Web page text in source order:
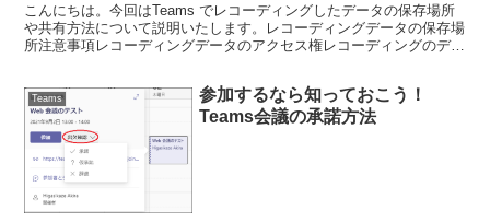
こんにちは。今回はTeams でレコーディングしたデータの保存場所
や共有方法について説明いたします。レコーディングデータの保存場
所注意事項レコーディングデータのアクセス権レコーディングのデー
Teams
参加するなら知っておこう！
Teams会議の承諾方法